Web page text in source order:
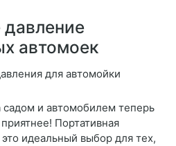
автомоек
садом и автомобилем теперь
Портативная
идеальный выбор для тех,